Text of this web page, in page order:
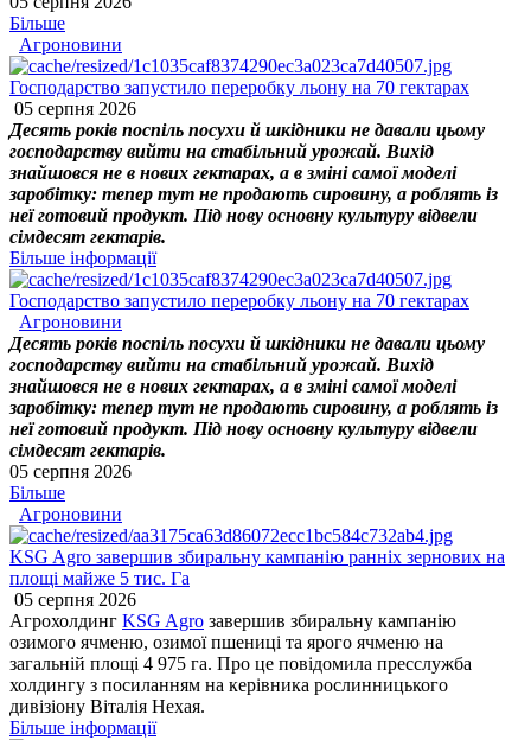
Більше
Агроновини
Господарство запустило переробку льону на 70 гектарах
05 серпня 2026
Десять років поспіль посухи й шкідники не давали цьому
господарству вийти на стабільний урожай. Вихід
знайшовся не в нових гектарах, а в зміні самої моделі
заробітку: тепер тут не продають сировину, а роблять із
неї готовий продукт. Під нову основну культуру відвели
сімдесят гектарів.
Більше інформації
Господарство запустило переробку льону на 70 гектарах
Агроновини
Десять років поспіль посухи й шкідники не давали цьому
господарству вийти на стабільний урожай. Вихід
знайшовся не в нових гектарах, а в зміні самої моделі
заробітку: тепер тут не продають сировину, а роблять із
неї готовий продукт. Під нову основну культуру відвели
сімдесят гектарів.
05 серпня 2026
Більше
Агроновини
KSG Agro завершив збиральну кампанію ранніх зернових на
площі майже 5 тис. Га
05 серпня 2026
Агрохолдинг KSG Agro завершив збиральну кампанію
озимого ячменю, озимої пшениці та ярого ячменю на
загальній площі 4 975 га. Про це повідомила пресслужба
холдингу з посиланням на керівника рослинницького
дивізіону Віталія Нехая.
Більше інформації